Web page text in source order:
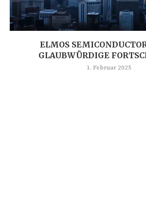
ELMOS
GLAUBWÜRDIGE
1. Februar 2025